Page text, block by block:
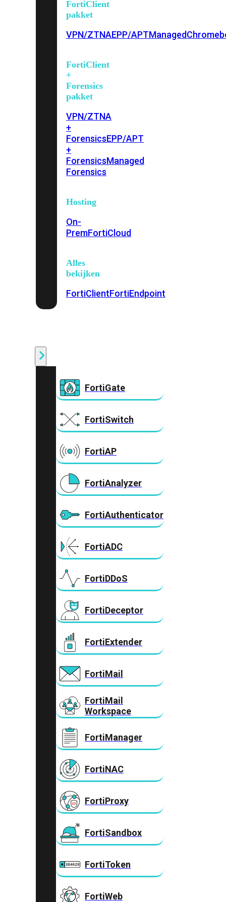
FortiClient
pakket
VPN/ZTNAEPP/APTManaged
FortiClient
+
Forensics
pakket
VPN/ZTNA
+
ForensicsEPP/APT
+
ForensicsManaged
Forensics
Hosting
On-
PremFortiCloud
Alles
bekijken
FortiClientFortiEndpoint
FortiGate
FortiSwitch
FortiAP
FortiAnalyzer
FortiAuthenticator
FortiADC
FortiDDoS
FortiDeceptor
FortiExtender
FortiMail
FortiMail
Workspace
FortiManager
FortiNAC
FortiProxy
FortiSandbox
FortiToken
FortiWeb